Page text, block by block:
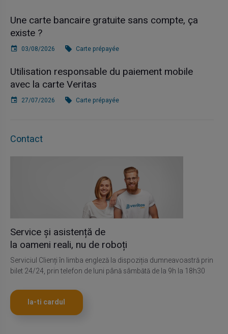
Une carte bancaire gratuite sans compte, ça
existe ?
03/08/2026 Carte prépayée
Utilisation responsable du paiement mobile
avec la carte Veritas
27/07/2026 Carte prépayée
Contact
Service și asistență de
la oameni reali, nu de roboți
Serviciul Clienți în limba engleză la dispoziția dumneavoastră prin
bilet 24/24, prin telefon de luni până sâmbătă de la 9h la 18h30
Ia-ti cardul